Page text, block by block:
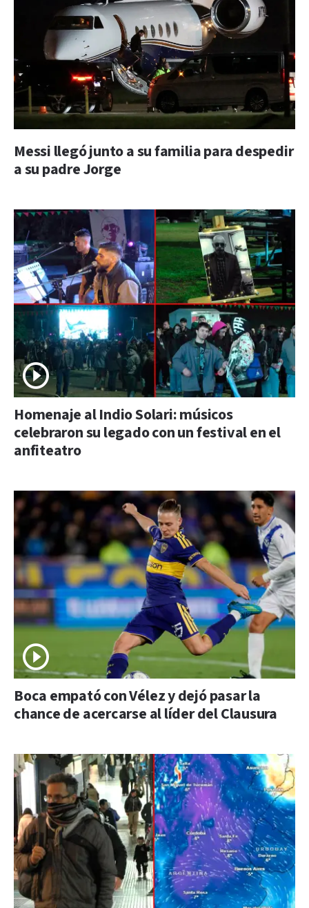
Messi llegó junto a su familia para despedir
a su padre Jorge
Homenaje al Indio Solari: músicos
celebraron su legado con un festival en el
anfiteatro
Boca empató con Vélez y dejó pasar la
chance de acercarse al líder del Clausura